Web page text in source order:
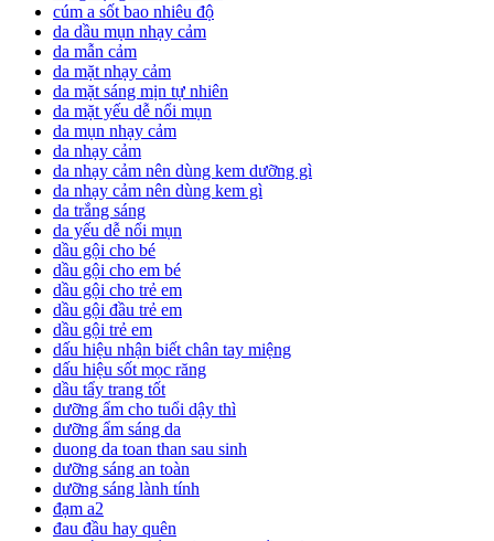
cúm a sốt bao nhiêu độ
da dầu mụn nhạy cảm
da mẫn cảm
da mặt nhạy cảm
da mặt sáng mịn tự nhiên
da mặt yếu dễ nổi mụn
da mụn nhạy cảm
da nhạy cảm
da nhạy cảm nên dùng kem dưỡng gì
da nhạy cảm nên dùng kem gì
da trắng sáng
da yếu dễ nổi mụn
dầu gội cho bé
dầu gội cho em bé
dầu gội cho trẻ em
dầu gội đầu trẻ em
dầu gội trẻ em
dấu hiệu nhận biết chân tay miệng
dấu hiệu sốt mọc răng
dầu tẩy trang tốt
dưỡng ẩm cho tuổi dậy thì
dưỡng ẩm sáng da
duong da toan than sau sinh
dưỡng sáng an toàn
dưỡng sáng lành tính
đạm a2
đau đầu hay quên